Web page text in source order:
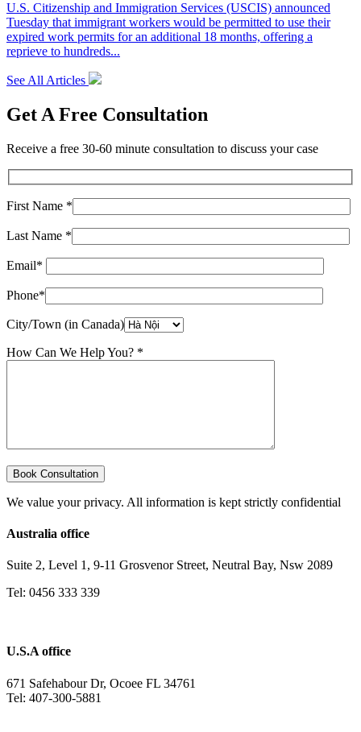
U.S. Citizenship and Immigration Services (USCIS) announced
Tuesday that immigrant workers would be permitted to use their
expired work permits for an additional 18 months, offering a
reprieve to hundreds...
See All Articles
Get A Free Consultation
Receive a free 30-60 minute consultation to discuss your case
First Name *
Last Name *
Email*
Phone*
City/Town (in Canada)
How Can We Help You? *
We value your privacy. All information is kept strictly confidential
Australia office
Suite 2, Level 1, 9-11 Grosvenor Street, Neutral Bay, Nsw 2089
Tel: 0456 333 339
U.S.A office
671 Safehabour Dr, Ocoee FL 34761
Tel: 407-300-5881